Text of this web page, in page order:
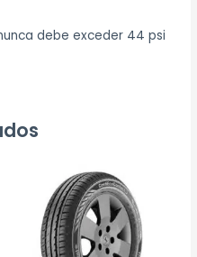
debe exceder 44 psi